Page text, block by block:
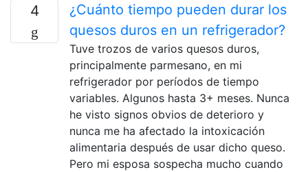
4
¿Cuánto tiempo pueden durar los
quesos duros en un refrigerador?
Tuve trozos de varios quesos duros,
principalmente parmesano, en mi
refrigerador por períodos de tiempo
variables. Algunos hasta 3+ meses. Nunca
he visto signos obvios de deterioro y
nunca me ha afectado la intoxicación
alimentaria después de usar dicho queso.
Pero mi esposa sospecha mucho cuando